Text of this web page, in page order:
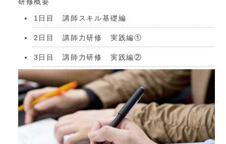
1日目 講師スキル基礎編
2日目 講師力研修 実践編①
3日目 講師力研修 実践編②